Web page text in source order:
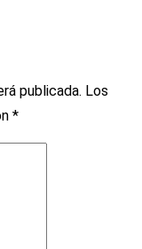
publicada. Los
*